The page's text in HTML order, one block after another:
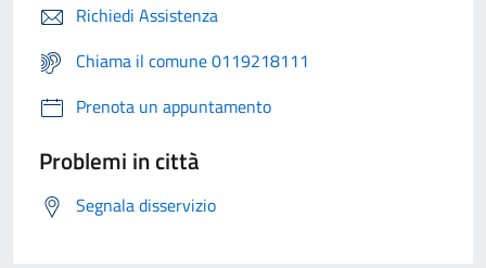
Richiedi Assistenza
Chiama il comune 0119218111
Prenota un appuntamento
Problemi in città
Segnala disservizio